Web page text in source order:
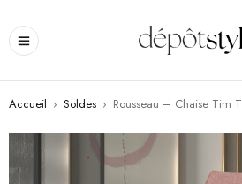
Accueil › Soldes › Rousseau – Chaise Tim